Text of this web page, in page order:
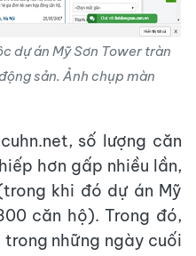
dự án Mỹ Sơn Tower tràn
sản. Ảnh chụp màn
số lượng căn
hơn gấp nhiều lần,
khi đó dự án Mỹ
căn hộ). Trong đó,
những ngày cuối